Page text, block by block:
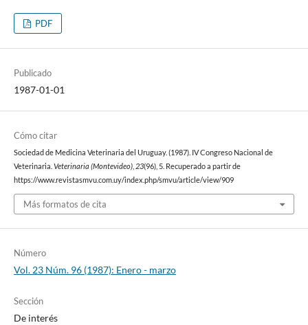
PDF
Publicado
1987-01-01
Cómo citar
Sociedad de Medicina Veterinaria del Uruguay. (1987). IV Congreso Nacional de
Veterinaria. Veterinaria (Montevideo), 23(96), 5. Recuperado a partir de
https://www.revistasmvu.com.uy/index.php/smvu/article/view/909
Más formatos de cita
Número
Vol. 23 Núm. 96 (1987): Enero - marzo
Sección
De interés